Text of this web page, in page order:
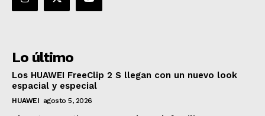
Lo último
Los HUAWEI FreeClip 2 S llegan con un nuevo look
espacial y especial
HUAWEI agosto 5, 2026